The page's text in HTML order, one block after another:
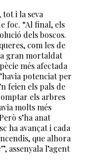
tot i la seva
foc. “Al final, els
dels boscos.
com les de
gran mortaldat
més afectada
potenciat per
feien els pals de
els arbres
molts més
s’ha anat
ha avançat i cada
que alhora
assenyala l’agent